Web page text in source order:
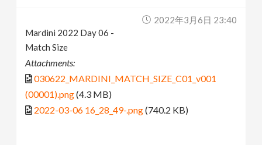
2022年3月6日 23:40
Mardini 2022 Day 06 -
Match Size
Attachments:
030622_MARDINI_MATCH_SIZE_C01_v001
(00001).png(4.3 MB)
2022-03-06 16_28_49-.png(740.2 KB)